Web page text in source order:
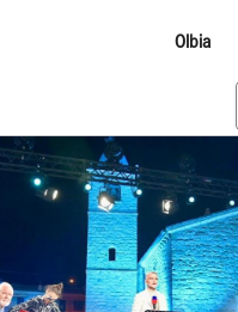
Olbia